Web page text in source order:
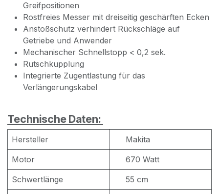
Greifpositionen
Rostfreies Messer mit dreiseitig geschärften Ecken
Anstoßschutz verhindert Rückschläge auf
Getriebe und Anwender
Mechanischer Schnellstopp < 0,2 sek.
Rutschkupplung
Integrierte Zugentlastung für das
Verlängerungskabel
Technische Daten:
Hersteller Makita
Motor 670 Watt
Schwertlänge 55 cm